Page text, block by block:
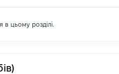
в цьому розділі.